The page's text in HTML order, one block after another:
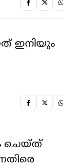
ഇനിയും
ചെയ്ത്